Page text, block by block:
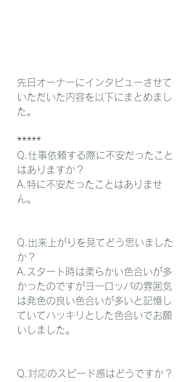
先日オーナーにインタビューさせて
いただいた内容を以下にまとめまし
た。
*****
Q.仕事依頼する際に不安だったこと
はありますか？
A.特に不安だったことはありませ
ん。
Q.出来上がりを見てどう思いました
か？
A.スタート時は柔らかい色合いが多
かったのですがヨーロッパの雰囲気
は発色の良い色合いが多いと記憶し
ていてハッキリとした色合いでお願
いしました。
Q.対応のスピード感はどうですか？